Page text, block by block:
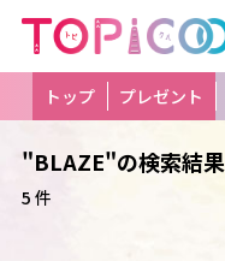
トップ プレゼント
"BLAZE"の検索結果
5 件